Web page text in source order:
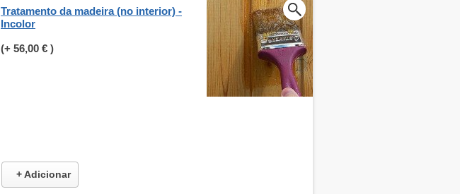
Tratamento da madeira (no interior) -
Incolor
(+ 56,00 € )
+ Adicionar